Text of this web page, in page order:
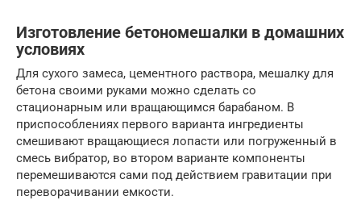
Изготовление бетономешалки в домашних
условиях
Для сухого замеса, цементного раствора, мешалку для
бетона своими руками можно сделать со
стационарным или вращающимся барабаном. В
приспособлениях первого варианта ингредиенты
смешивают вращающиеся лопасти или погруженный в
смесь вибратор, во втором варианте компоненты
перемешиваются сами под действием гравитации при
переворачивании емкости.